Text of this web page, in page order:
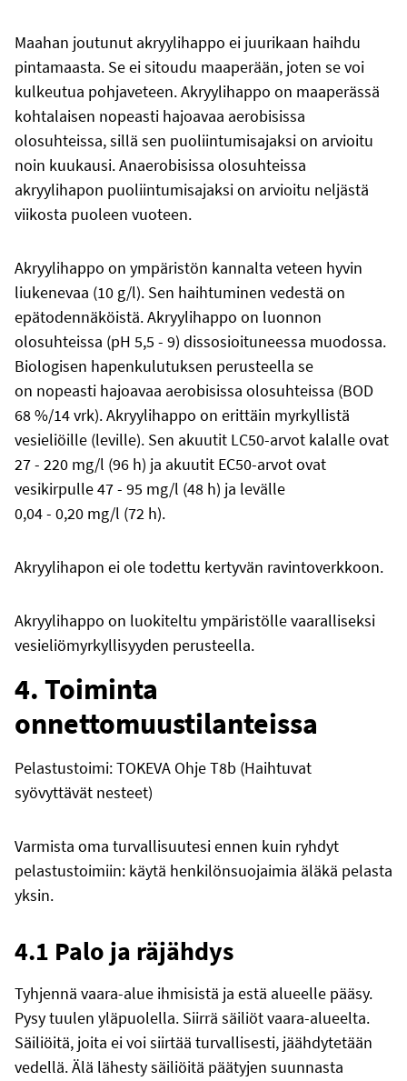
Maahan joutunut akryylihappo ei juurikaan haihdu
pintamaasta. Se ei sitoudu maaperään, joten se voi
kulkeutua pohjaveteen. Akryylihappo on maaperässä
kohtalaisen nopeasti hajoavaa aerobisissa
olosuhteissa, sillä sen puoliintumisajaksi on arvioitu
noin kuukausi. Anaerobisissa olosuhteissa
akryylihapon puoliintumisajaksi on arvioitu neljästä
viikosta puoleen vuoteen.
Akryylihappo on ympäristön kannalta veteen hyvin
liukenevaa (10 g/l). Sen haihtuminen vedestä on
epätodennäköistä. Akryylihappo on luonnon
olosuhteissa (pH 5,5 - 9) dissosioituneessa muodossa.
Biologisen hapenkulutuksen perusteella se
on nopeasti hajoavaa aerobisissa olosuhteissa (BOD
68 %/14 vrk). Akryylihappo on erittäin myrkyllistä
vesieliöille (leville). Sen akuutit LC50-arvot kalalle ovat
27 - 220 mg/l (96 h) ja akuutit EC50-arvot ovat
vesikirpulle 47 - 95 mg/l (48 h) ja levälle
0,04 - 0,20 mg/l (72 h).
Akryylihapon ei ole todettu kertyvän ravintoverkkoon.
Akryylihappo on luokiteltu ympäristölle vaaralliseksi
vesieliömyrkyllisyyden perusteella.
4. Toiminta
onnettomuustilanteissa
Pelastustoimi: TOKEVA Ohje T8b (Haihtuvat
syövyttävät nesteet)
Varmista oma turvallisuutesi ennen kuin ryhdyt
pelastustoimiin: käytä henkilönsuojaimia äläkä pelasta
yksin.
4.1 Palo ja räjähdys
Tyhjennä vaara-alue ihmisistä ja estä alueelle pääsy.
Pysy tuulen yläpuolella. Siirrä säiliöt vaara-alueelta.
Säiliöitä, joita ei voi siirtää turvallisesti, jäähdytetään
vedellä. Älä lähesty säiliöitä päätyjen suunnasta